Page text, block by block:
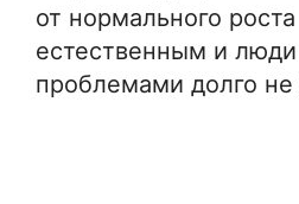
от нормального
естественным и
проблемами долго не